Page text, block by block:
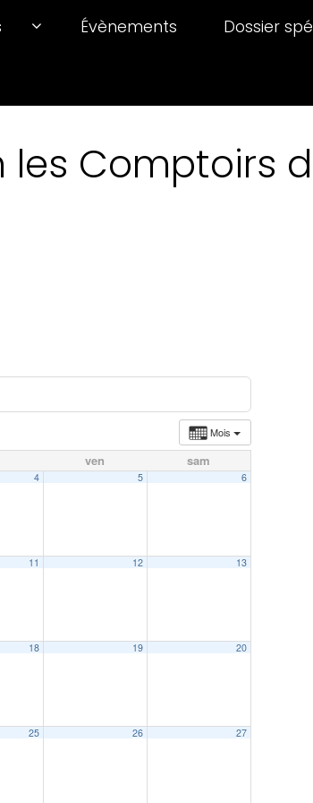
Évènements Dossier
les Comptoirs
Mois
ven sam
4 5 6
11 12 13
18 19 20
25 26 27